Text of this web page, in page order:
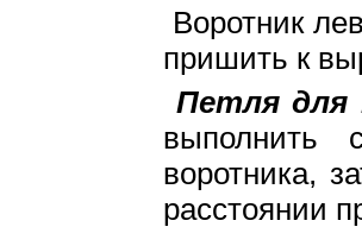
Воротник
пришить к
Петля для
выполнить
воротника,
расстоянии